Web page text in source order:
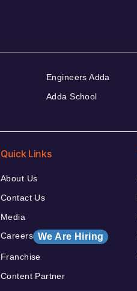
Engineers Adda
Adda School
Quick Links
About Us
Contact Us
Media
Careers We Are Hiring
Franchise
Content Partner